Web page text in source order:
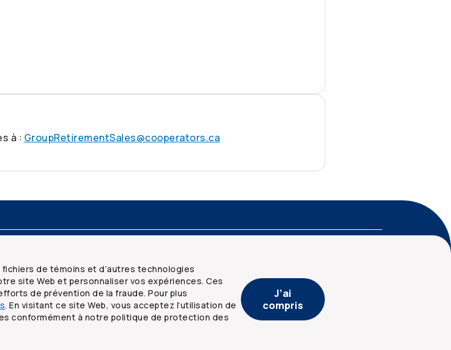
à : GroupRetirementSales@cooperators.ca
de témoins et d’autres technologies
site Web et personnaliser vos expériences. Ces
de prévention de la fraude. Pour plus
. En visitant ce site Web, vous acceptez l’utilisation de
conformément à notre politique de protection des
J’ai
compris